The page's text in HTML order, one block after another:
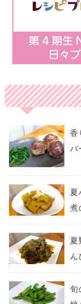
香
バ
夏
煮
夏
ん
旬